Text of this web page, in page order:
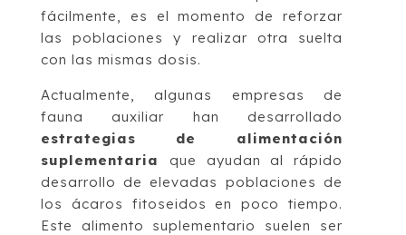
fácilmente, es el momento de reforzar
las poblaciones y realizar otra suelta
con las mismas dosis.
Actualmente, algunas empresas de
fauna auxiliar han desarrollado
estrategias de alimentación
suplementaria que ayudan al rápido
desarrollo de elevadas poblaciones de
los ácaros fitoseidos en poco tiempo.
Este alimento suplementario suelen ser